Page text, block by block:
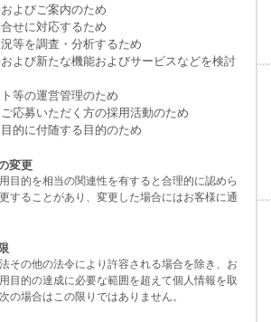
よびご案内のため
せに対応するため
等を調査・分析するため
よび新たな機能およびサービスなどを検討
等の運営管理のため
応募いただく方の採用活動のため
的に付随する目的のため
変更
目的を相当の関連性を有すると合理的に認めら
することがあり、変更した場合にはお客様に通
その他の法令により許容される場合を除き、お
目的の達成に必要な範囲を超えて個人情報を取
の場合はこの限りではありません。